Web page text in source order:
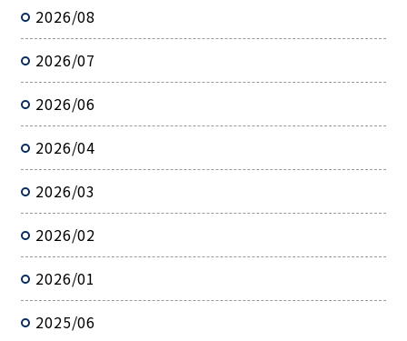
2026/08
2026/07
2026/06
2026/04
2026/03
2026/02
2026/01
2025/06